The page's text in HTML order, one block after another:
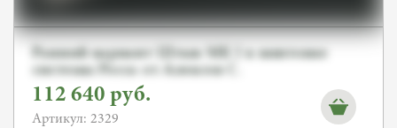
Ранний вариант Штык MK I к винтовке
системы Росса от Алексея С.
112 640 руб.
Артикул: 2329